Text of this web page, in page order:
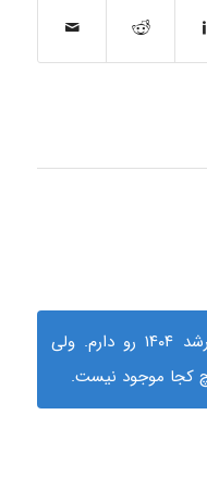
من پاسخ سوالات ارشد ۱۴۰۴ رو دارم. ولی